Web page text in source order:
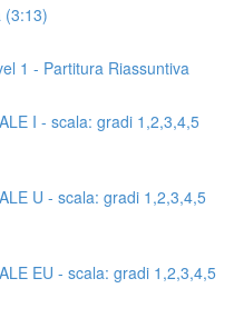
(3:13)
1 - Partitura Riassuntiva
I - scala: gradi 1,2,3,4,5
U - scala: gradi 1,2,3,4,5
EU - scala: gradi 1,2,3,4,5